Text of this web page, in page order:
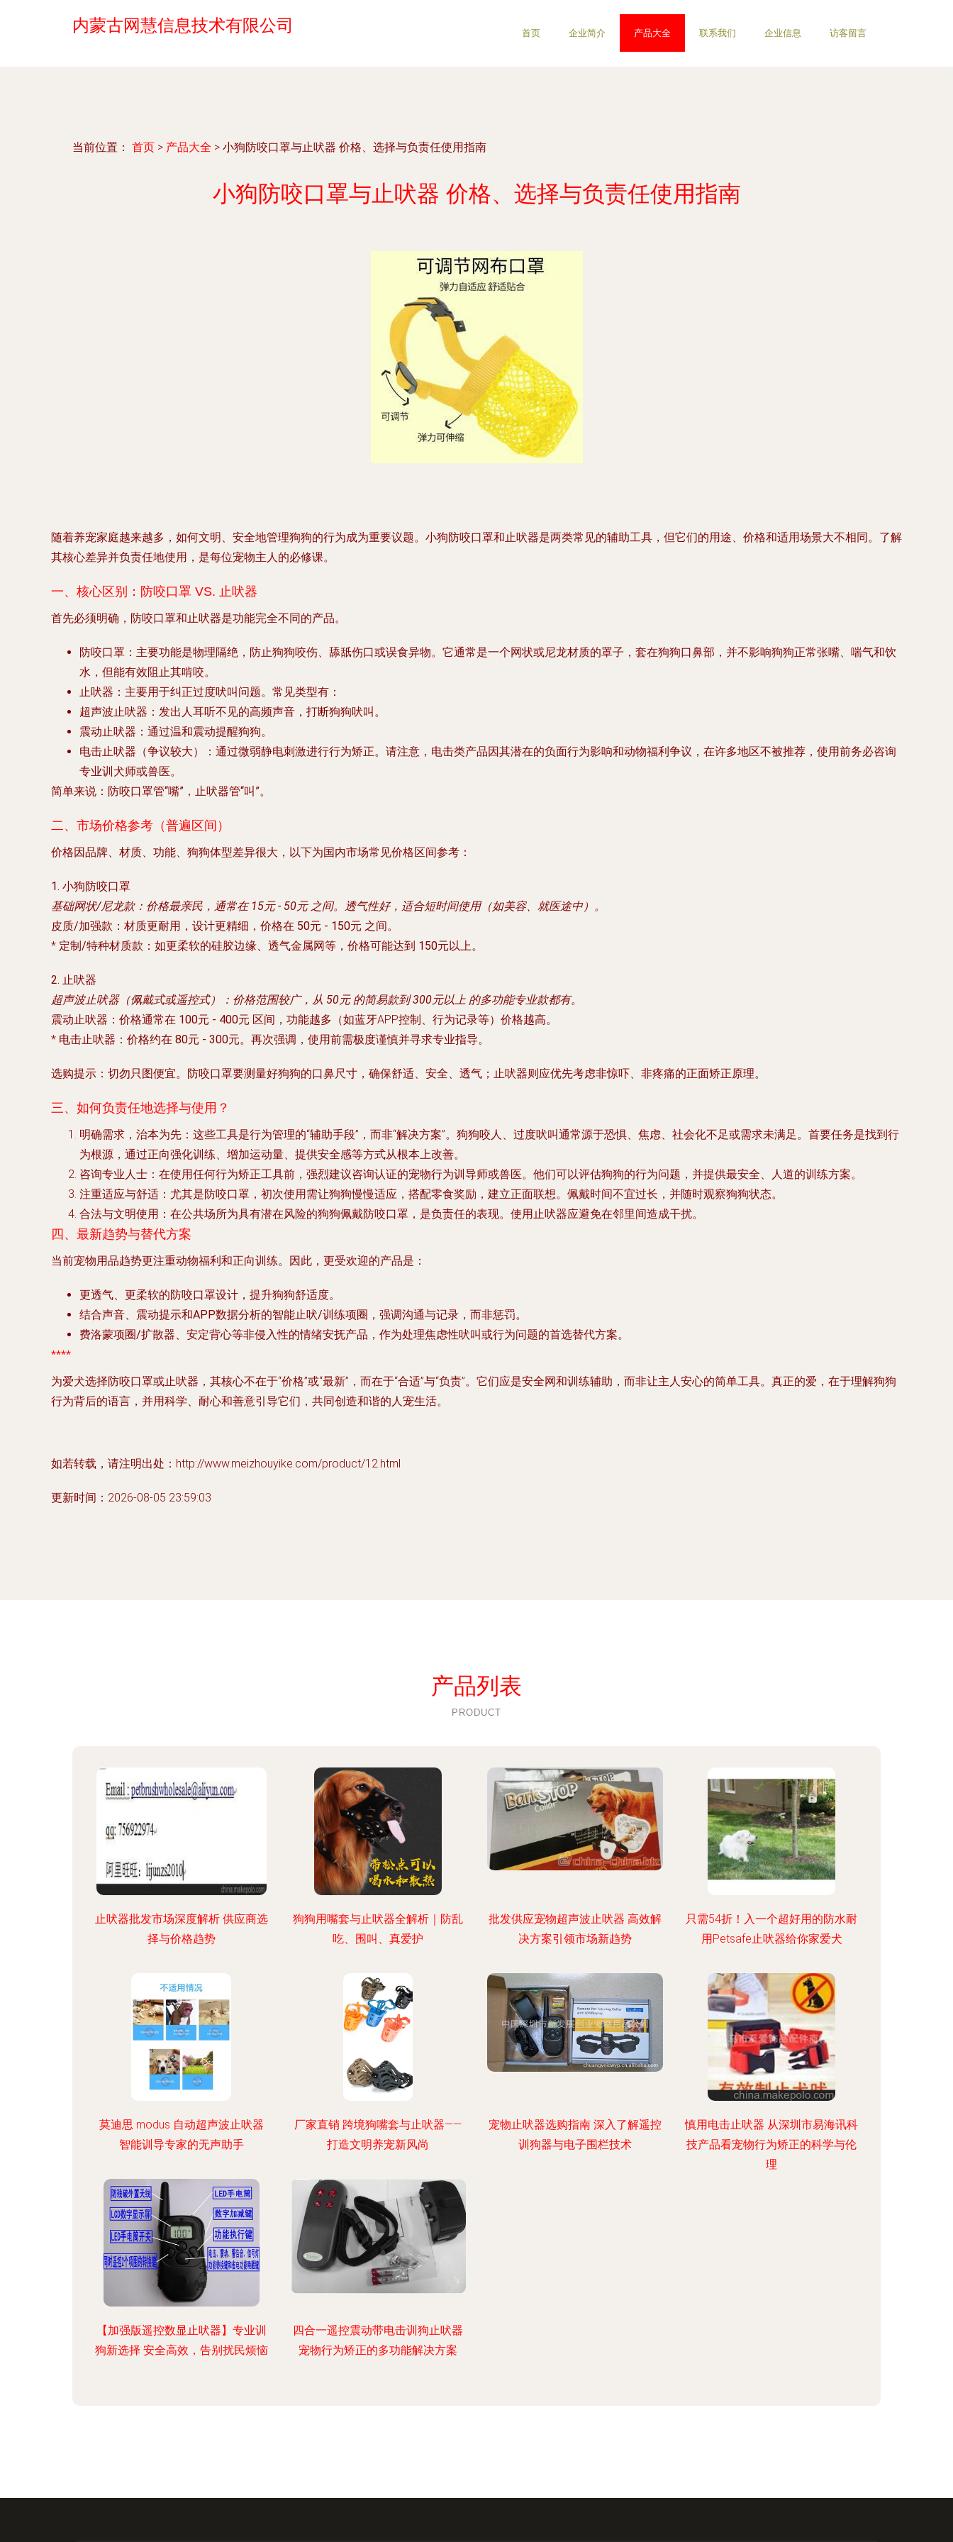
内蒙古网慧信息技术有限公司 首页 企业简介 产品大全 联系我们 企业信息 访客留言
当前位置： 首页 > 产品大全 > 小狗防咬口罩与止吠器 价格、选择与负责任使用指南
小狗防咬口罩与止吠器 价格、选择与负责任使用指南
随着养宠家庭越来越多，如何文明、安全地管理狗狗的行为成为重要议题。小狗防咬口罩和止吠器是两类常见的辅助工具，但它们的用途、价格和适用场景大不相同。了解
其核心差异并负责任地使用，是每位宠物主人的必修课。
一、核心区别：防咬口罩 VS. 止吠器
首先必须明确， 防咬口罩和止吠器是功能完全不同的产品。
防咬口罩 ：主要功能是物理隔绝，防止狗狗咬伤、舔舐伤口或误食异物。它通常是一个网状或尼龙材质的罩子，套在狗狗口鼻部， 并不影响狗狗正常张嘴、喘气和饮
水 ，但能有效阻止其啃咬。
止吠器 ：主要用于纠正过度吠叫问题。常见类型有：
超声波止吠器 ：发出人耳听不见的高频声音，打断狗狗吠叫。
震动止吠器 ：通过温和震动提醒狗狗。
电击止吠器（争议较大）
：通过微弱静电刺激进行行为矫正。 请注意 ，电击类产品因其潜在的负面行为影响和动物福利争议，在许多地区不被推荐，使用前务必咨询
专业训犬师或兽医。
简单来说：防咬口罩管“嘴”，止吠器管“叫”。
二、市场价格参考（普遍区间）
价格因品牌、材质、功能、狗狗体型差异很大，以下为国内市场常见价格区间参考：
1. 小狗防咬口罩
基础网状/尼龙款：价格最亲民，通常在 15元 - 50元之间。透气性好，适合短时间使用（如美容、就医途中）。
皮质/加强款 ：材质更耐用，设计更精细，价格在 50元 - 150元 之间。
* 定制/特种材质款 ：如更柔软的硅胶边缘、透气金属网等，价格可能达到 150元以上。
2. 止吠器
超声波止吠器（佩戴式或遥控式）
：价格范围较广，从 50元的简易款到300元以上 的多功能专业款都有。
震动止吠器 ：价格通常在 100元 - 400元 区间，功能越多（如蓝牙APP控制、行为记录等）价格越高。
* 电击止吠器 ：价格约在 80元 - 300元。 再次强调，使用前需极度谨慎并寻求专业指导。
选购提示 ：切勿只图便宜。防咬口罩要测量好狗狗的口鼻尺寸，确保舒适、安全、透气；止吠器则应优先考虑非惊吓、非疼痛的正面矫正原理。
三、如何负责任地选择与使用？
明确需求，治本为先 ：这些工具是行为管理的“辅助手段”，而非“解决方案”。狗狗咬人、过度吠叫通常源于恐惧、焦虑、社会化不足或需求未满足。首要任务是找到行
为根源，通过正向强化训练、增加运动量、提供安全感等方式从根本上改善。
咨询专业人士 ：在使用任何行为矫正工具前，强烈建议咨询认证的宠物行为训导师或兽医。他们可以评估狗狗的行为问题，并提供最安全、人道的训练方案。
注重适应与舒适 ：尤其是防咬口罩，初次使用需让狗狗慢慢适应，搭配零食奖励，建立正面联想。佩戴时间不宜过长，并随时观察狗狗状态。
合法与文明使用 ：在公共场所为具有潜在风险的狗狗佩戴防咬口罩，是负责任的表现。使用止吠器应避免在邻里间造成干扰。
四、最新趋势与替代方案
当前宠物用品趋势更注重动物福利和正向训练。因此，更受欢迎的产品是：
更透气、更柔软的防咬口罩设计 ，提升狗狗舒适度。
结合声音、震动提示和APP数据分析的智能止吠/训练项圈 ，强调沟通与记录，而非惩罚。
费洛蒙项圈/扩散器、安定背心等非侵入性的情绪安抚产品，作为处理焦虑性吠叫或行为问题的首选替代方案。
****
为爱犬选择防咬口罩或止吠器，其核心不在于“价格”或“最新”，而在于“合适”与“负责”。它们应是安全网和训练辅助，而非让主人安心的简单工具。真正的爱，在于理解狗狗
行为背后的语言，并用科学、耐心和善意引导它们，共同创造和谐的人宠生活。
如若转载，请注明出处：http://www.meizhouyike.com/product/12.html
更新时间：2026-08-05 23:59:03
产品列表
PRODUCT
止吠器批发市场深度解析 供应商选
择与价格趋势
狗狗用嘴套与止吠器全解析｜防乱
吃、围叫、真爱护
批发供应宠物超声波止吠器 高效解
决方案引领市场新趋势
只需54折！入一个超好用的防水耐
用Petsafe止吠器给你家爱犬
莫迪思 modus 自动超声波止吠器
智能训导专家的无声助手
厂家直销 跨境狗嘴套与止吠器——
打造文明养宠新风尚
宠物止吠器选购指南 深入了解遥控
训狗器与电子围栏技术
慎用电击止吠器 从深圳市易海讯科
技产品看宠物行为矫正的科学与伦
理
【加强版遥控数显止吠器】专业训
狗新选择 安全高效，告别扰民烦恼
四合一遥控震动带电击训狗止吠器
宠物行为矫正的多功能解决方案